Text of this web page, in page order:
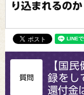
り込まれるのか
質問
【国
録をし
還付金